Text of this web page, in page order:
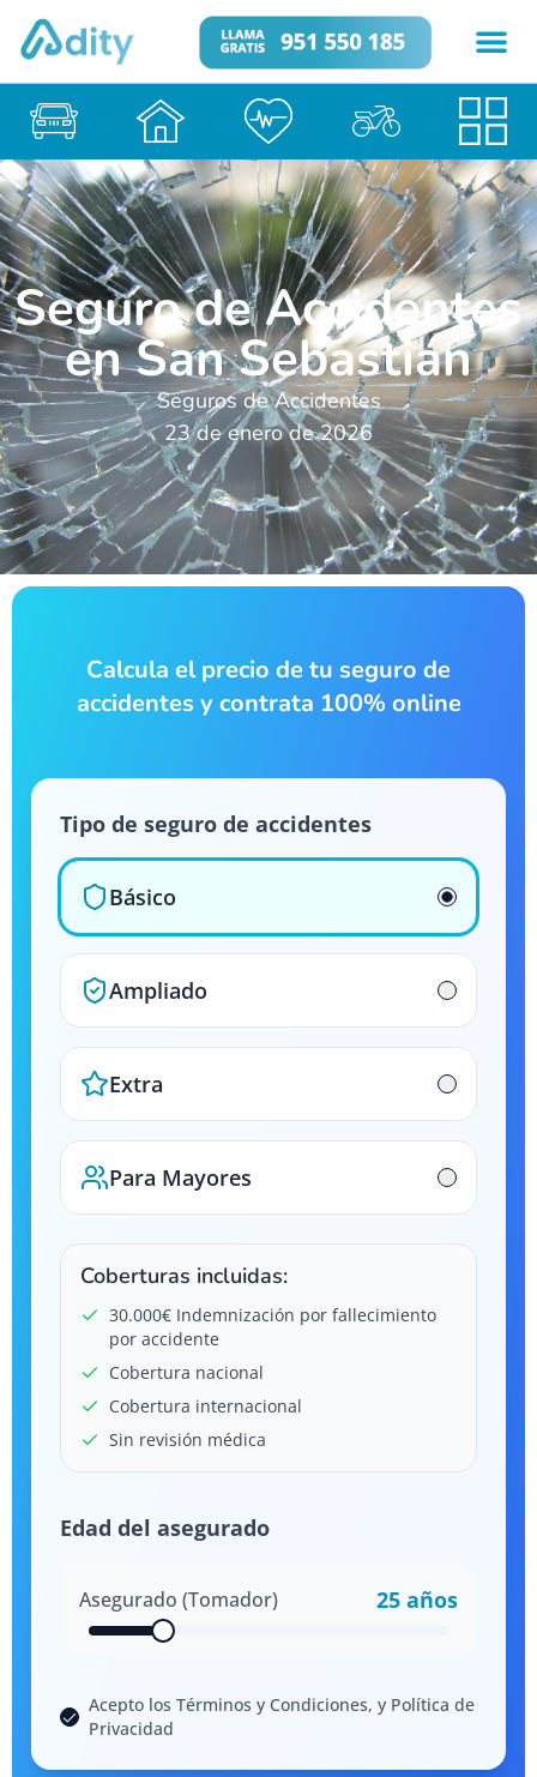
Seguro de Accidentes
en San Sebastián
Seguros de Accidentes
23 de enero de 2026
Calcula el precio de tu seguro de
accidentes y contrata 100% online
Tipo de seguro de accidentes
Básico
Ampliado
Extra
Para Mayores
Coberturas incluidas:
30.000€ Indemnización por fallecimiento
por accidente
Cobertura nacional
Cobertura internacional
Sin revisión médica
Edad del asegurado
Asegurado (Tomador) 25 años
Acepto los Términos y Condiciones, y Política de
Privacidad